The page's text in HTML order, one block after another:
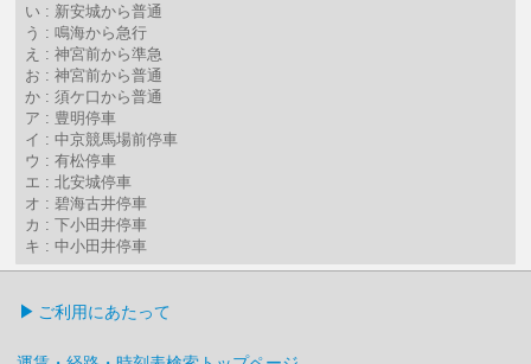
い : 新安城から普通
う : 鳴海から急行
え : 神宮前から準急
お : 神宮前から普通
か : 須ケ口から普通
ア : 豊明停車
イ : 中京競馬場前停車
ウ : 有松停車
エ : 北安城停車
オ : 碧海古井停車
カ : 下小田井停車
キ : 中小田井停車
ご利用にあたって